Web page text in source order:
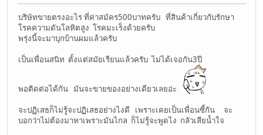
บริษัทขายตรงอะไร ที่ค่าสมัคร500บาทครับ ที่สินค้าเกี่ยวกับรักษา
โรคความดันโลหิตสูง โรคมะเร็งด้วยครับ
พรุ่งนี้จะมาบุกบ้านผมแล้วครับ
เป็นเพื่อนสนิท ตั้งแต่สมัยเรียนแล้วครับ ไม่ได้เจอกัน3ปี
พอติดต่อได้กัน มันจะขายของอย่างเดียวเลยอ่ะ
จะปฏิเสธก็ไม่รู้จะปฏิเสธอย่างไงดี เพราะเคยเป็นเพื่อนซี้กัน จะ
บอกว่าไม่ต้องมาหาเพราะมันไกล ก็ไม่รู้จะพูดไง กลัวเสียน้ำใจ